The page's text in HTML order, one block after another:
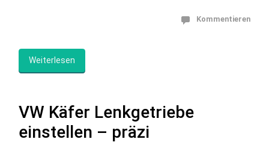
Kommentieren
Weiterlesen
VW Käfer Lenkgetriebe
einstellen – präzi